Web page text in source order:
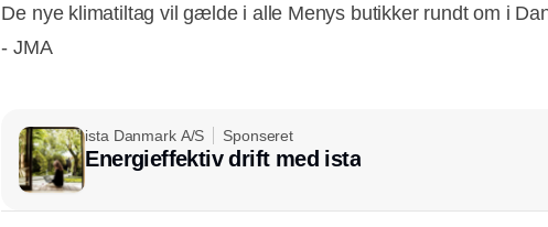
De nye klimatiltag vil gælde i alle Menys butikker rundt om i
- JMA
ista Danmark A/S Sponseret
Energieffektiv drift med ista